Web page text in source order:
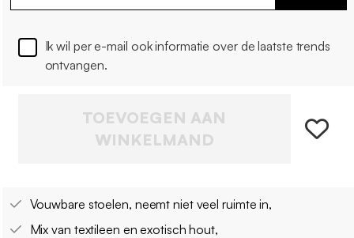
Ik wil per e-mail ook informatie over de laatste trends
ontvangen.
TOEVOEGEN AAN
WINKELMAND
Vouwbare stoelen, neemt niet veel ruimte in,
Mix van textileen en exotisch hout,